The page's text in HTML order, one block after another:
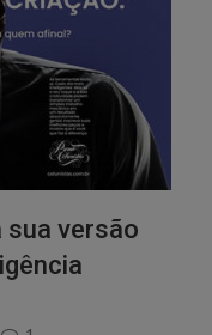
sua versão